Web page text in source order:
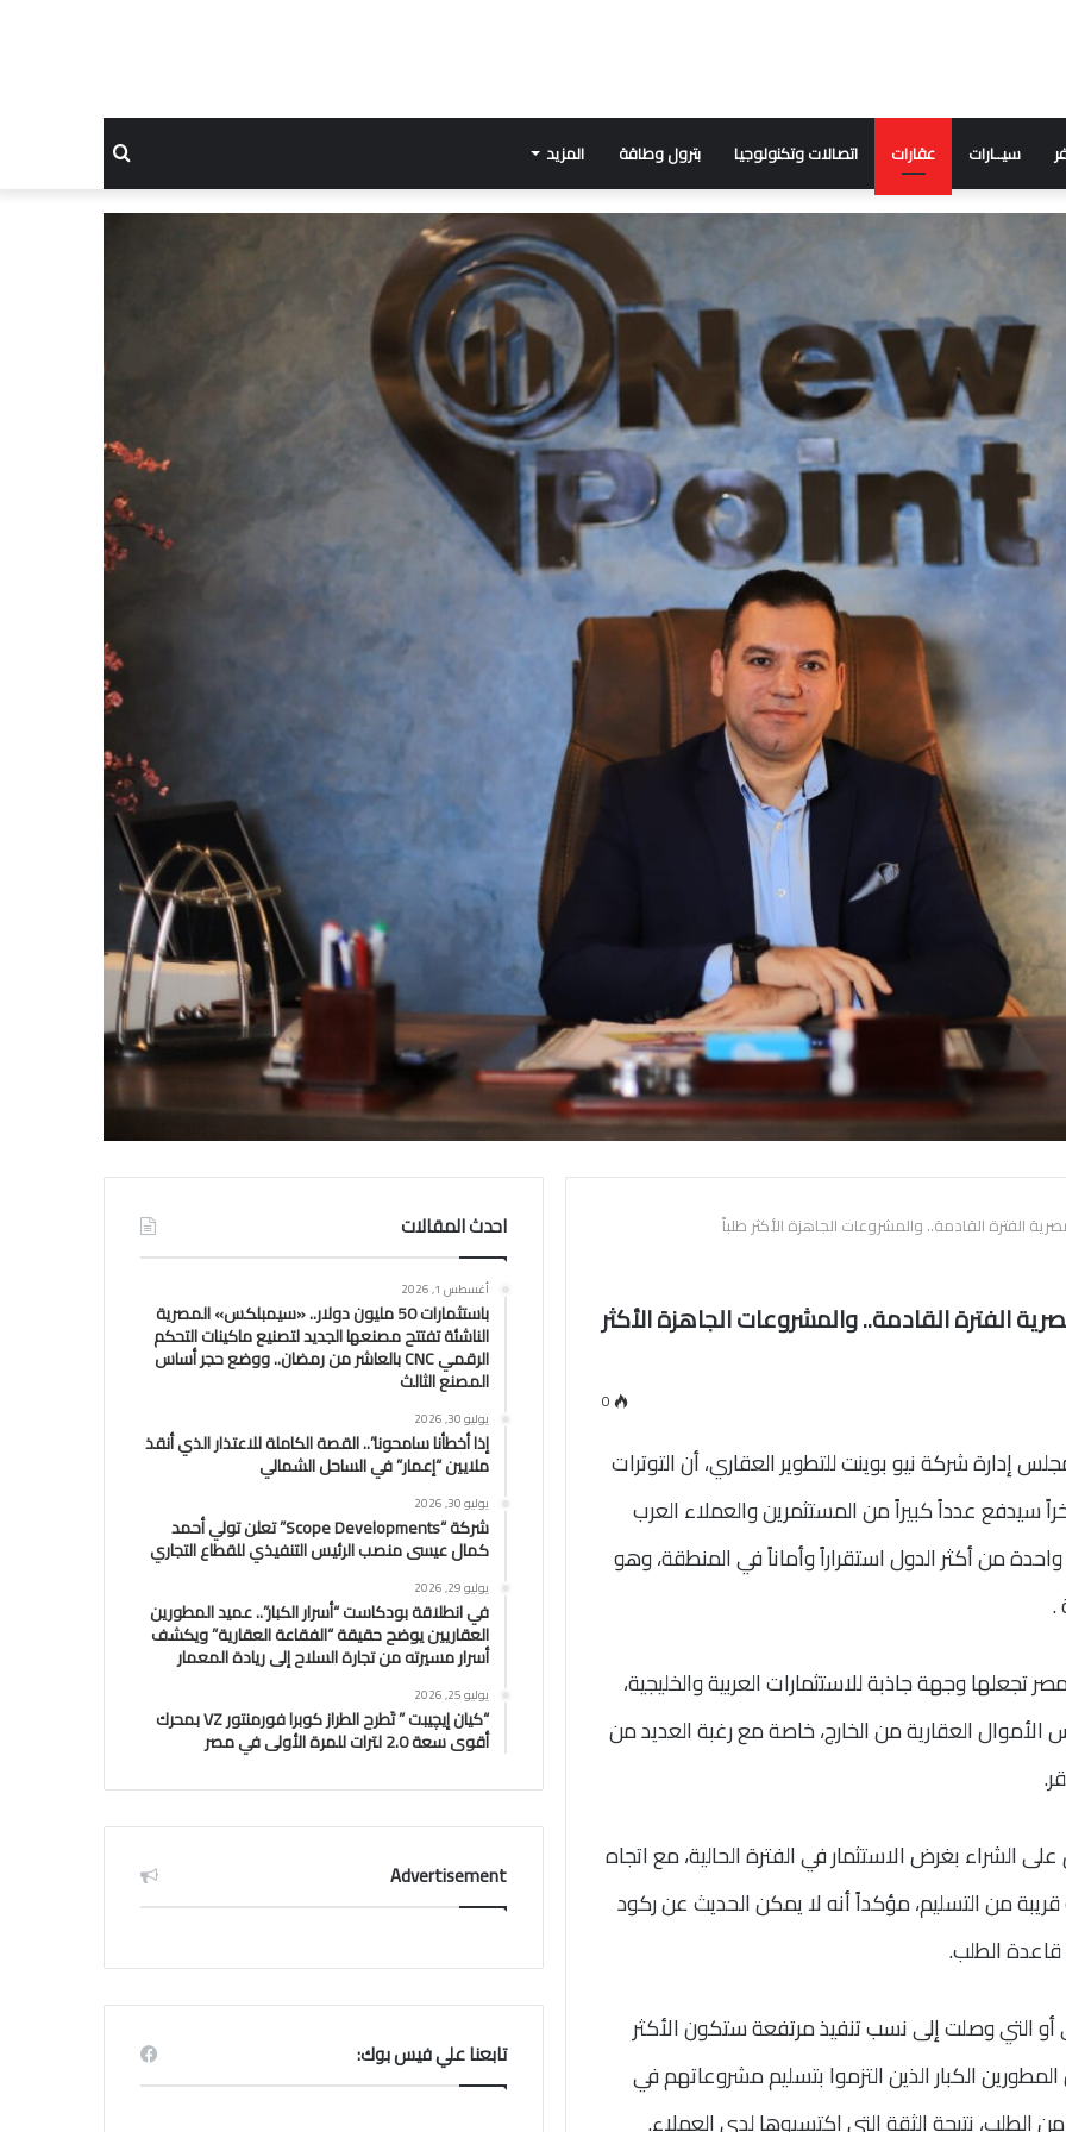
سيــارات عقارات اتصالات وتكنولوجيا بترول وطاقة المزيد
عن
الفترة القادمة.. والمشروعات الجاهزة الأكثر طلباً
الفترة القادمة.. والمشروعات الجاهزة الأكثر
0
إدارة شركة نيو بوينت للتطوير العقاري، أن التوترات
سيدفع عدداً كبيراً من المستثمرين والعملاء العرب
من أكثر الدول استقراراً وأماناً في المنطقة، وهو
.
تجعلها وجهة جاذبة للاستثمارات العربية والخليجية،
الأموال العقارية من الخارج، خاصة مع رغبة العديد من
بغرض الاستثمار في الفترة الحالية، مع اتجاه
من التسليم، مؤكداً أنه لا يمكن الحديث عن ركود
الطلب.
أو التي وصلت إلى نسب تنفيذ مرتفعة ستكون الأكثر
الكبار الذين التزموا بتسليم مشروعاتهم في
الطلب، نتيجة الثقة التي اكتسبوها لدى العملاء.
احدث المقالات
أغسطس 1, 2026
باستثمارات 50 مليون دولار.. «سيمبلكس» المصرية
الناشئة تفتتح مصنعها الجديد لتصنيع ماكينات التحكم
الرقمي CNC بالعاشر من رمضان.. ووضع حجر أساس
المصنع الثالث
يوليو 30, 2026
إذا أخطأنا سامحونا”.. القصة الكاملة للاعتذار الذي أنقذ
ملايين “إعمار” في الساحل الشمالي
يوليو 30, 2026
شركة “Scope Developments” تعلن تولي أحمد
كمال عيسى منصب الرئيس التنفيذي للقطاع التجاري
يوليو 29, 2026
في انطلاقة بودكاست “أسرار الكبار”.. عميد المطورين
العقاريين يوضح حقيقة “الفقاعة العقارية” ويكشف
أسرار مسيرته من تجارة السلاح إلى ريادة المعمار
يوليو 25, 2026
“كيان إيچيبت ” تَطرح الطراز كوبرا فورمنتور VZ بمحرك
أقوى سعة 2.0 لترات للمرة الأولى في مصر
Advertisement
تابعنا علي فيس بوك: